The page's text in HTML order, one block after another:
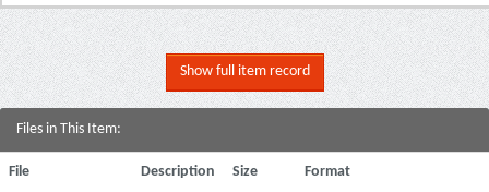
Show full item record
Files in This Item:
File Description Size Format